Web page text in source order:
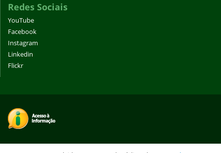
Redes Sociais
YouTube
Facebook
Instagram
Linkedin
Flickr